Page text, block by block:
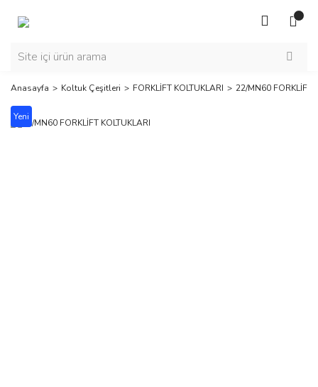
Anasayfa Koltuk Çeşitleri FORKLİFT KOLTUKLARI 22/MN60 FORKLİFT
Yeni